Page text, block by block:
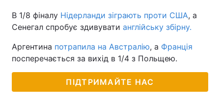
В 1/8 фіналу Нідерланди зіграють проти США, а
Сенегал спробує здивувати англійську збірну.
Аргентина потрапила на Австралію, а Франція
посперечається за вихід в 1/4 з Польщею.
ПІДТРИМАЙТЕ НАС